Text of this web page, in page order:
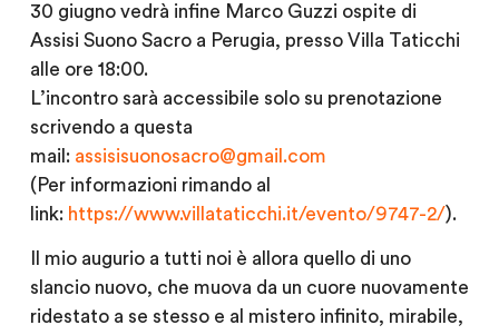
30 giugno vedrà infine Marco Guzzi ospite di
Assisi Suono Sacro a Perugia, presso Villa Taticchi
alle ore 18:00.
L’incontro sarà accessibile solo su prenotazione
scrivendo a questa
mail: assisisuonosacro@gmail.com
(Per informazioni rimando al
link: https://www.villataticchi.it/evento/9747-2/).
Il mio augurio a tutti noi è allora quello di uno
slancio nuovo, che muova da un cuore nuovamente
ridestato a se stesso e al mistero infinito, mirabile,